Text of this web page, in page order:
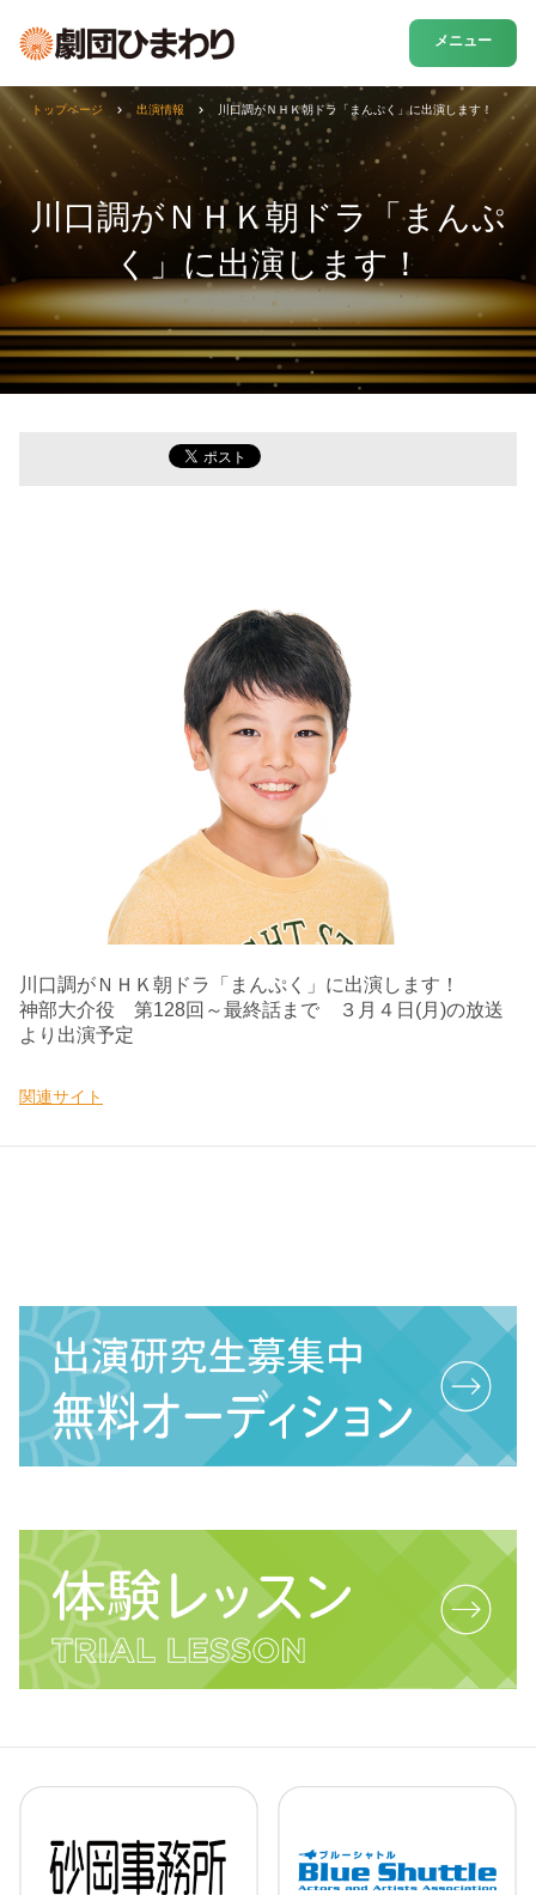
メニュー
川口調がＮＨＫ朝ドラ「まんぷ
く」に出演します！
トップページ 出演情報 川口調がＮＨＫ朝ドラ「まんぷく」に出演します！
川口調がＮＨＫ朝ドラ「まんぷく」に出演します！
神部大介役 第128回～最終話まで
３月４日(月)の放送
より出演予定
関連サイト